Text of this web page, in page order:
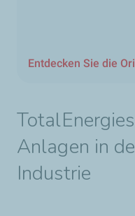
Entdecken Sie die
Anlagen in
Industrie